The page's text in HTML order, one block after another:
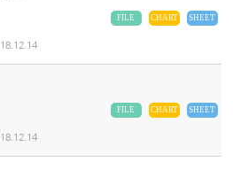
SHEET
CHART
FILE
18.12.14
SHEET
CHART
FILE
18.12.14